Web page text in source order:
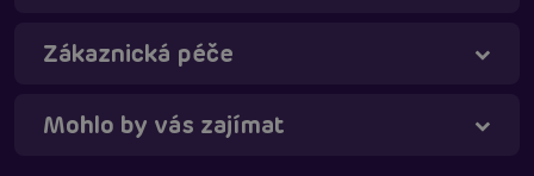
Zákaznická péče
Mohlo by vás zajímat